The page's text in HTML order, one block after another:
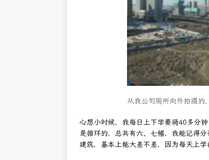
从我公司厕所向外拍摄的
心想小时候，我每日上下学要骑40多分
是循环的，总共有六、七幅，我能记得
建筑，基本上能大差不差，因为每天上学